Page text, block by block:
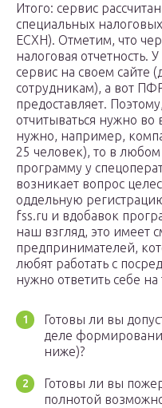
Итого: сервис
специальных
ЕСХН). Отметим, что
налоговая отчетность.
сервис на своем сайте
сотрудникам), а вот
предоставляет.
отчитываться нужно во
нужно, например,
25 человек), то в любом
программу у
возникает вопрос
оддельную
fss.ru и вдобавок
наш взгляд, это имеет
предпринимателей,
любят работать с
нужно ответить себе на
Готовы ли вы
деле
ниже)?
Готовы ли вы
полнотой